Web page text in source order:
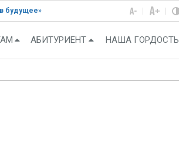
будущее»
АБИТУРИЕНТ НАША ГОРДОСТЬ